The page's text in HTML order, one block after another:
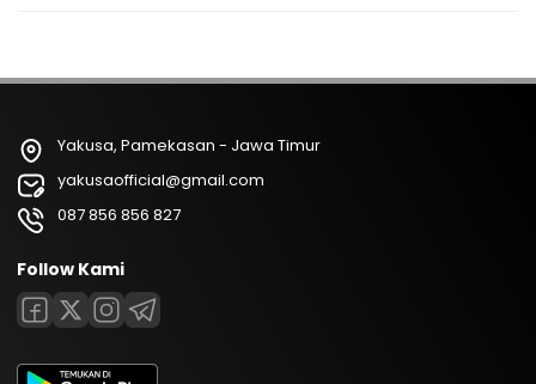
Yakusa, Pamekasan - Jawa Timur
yakusaofficial@gmail.com
087 856 856 827
Follow Kami